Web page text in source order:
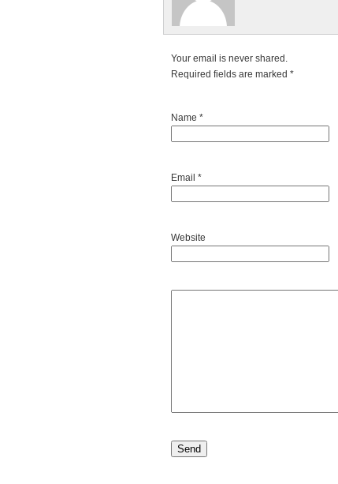
Your email is never shared.
Required fields are marked *
Name *
Email *
Website